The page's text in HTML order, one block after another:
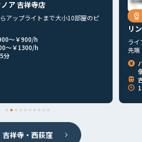
祥寺店
プライトまで大小10部屋のピ
900/h
1300/h
吉祥
リンキ
ライブハ
先端！
バン
個人
吉祥
12:00
吉祥寺・西荻窪